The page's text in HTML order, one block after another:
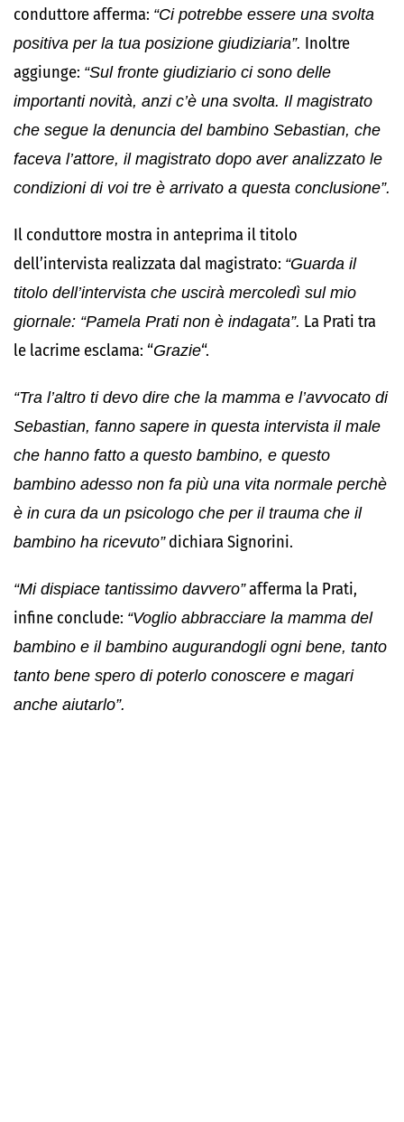
conduttore afferma: “Ci potrebbe essere una svolta
positiva per la tua posizione giudiziaria”. Inoltre
aggiunge: “Sul fronte giudiziario ci sono delle
importanti novità, anzi c’è una svolta. Il magistrato
che segue la denuncia del bambino Sebastian, che
faceva l’attore, il magistrato dopo aver analizzato le
condizioni di voi tre è arrivato a questa conclusione”.
Il conduttore mostra in anteprima il titolo
dell’intervista realizzata dal magistrato: “Guarda il
titolo dell’intervista che uscirà mercoledì sul mio
giornale: “Pamela Prati non è indagata”. La Prati tra
le lacrime esclama: “Grazie“.
“Tra l’altro ti devo dire che la mamma e l’avvocato di
Sebastian, fanno sapere in questa intervista il male
che hanno fatto a questo bambino, e questo
bambino adesso non fa più una vita normale perchè
è in cura da un psicologo che per il trauma che il
bambino ha ricevuto”dichiara Signorini.
“Mi dispiace tantissimo davvero”afferma la Prati,
infine conclude: “Voglio abbracciare la mamma del
bambino e il bambino augurandogli ogni bene, tanto
tanto bene spero di poterlo conoscere e magari
anche aiutarlo”.